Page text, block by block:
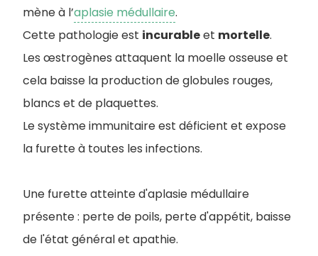
mène à l’aplasie médullaire.
Cette pathologie est incurableet mortelle.
Les œstrogènes attaquent la moelle osseuse et
cela baisse la production de globules rouges,
blancs et de plaquettes.
Le système immunitaire est déficient et expose
la furette à toutes les infections.
Une furette atteinte d'aplasie médullaire
présente : perte de poils, perte d'appétit, baisse
de l'état général et apathie.